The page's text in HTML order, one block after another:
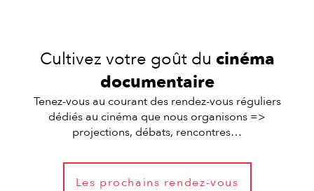
Cultivez votre goût du cinéma
documentaire
Tenez-vous au courant des rendez-vous réguliers
dédiés au cinéma que nous organisons =>
projections, débats, rencontres…
Les prochains rendez-vous